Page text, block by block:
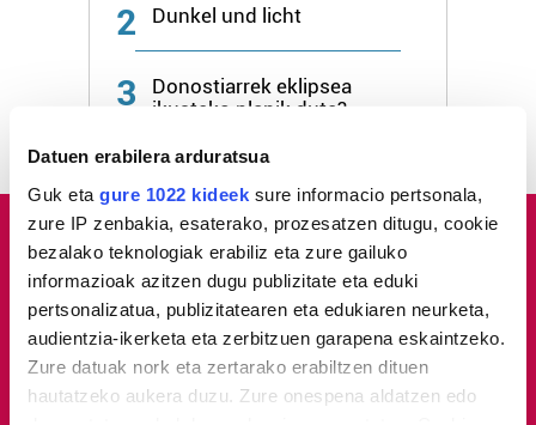
Datuen erabilera arduratsua
Guk eta gure 1022 kideek sure informacio pertsonala,
zure IP zenbakia, esaterako, prozesatzen ditugu, cookie
bezalako teknologiak erabiliz eta zure gailuko
informazioak azitzen dugu publizitate eta eduki
pertsonalizatua, publizitatearen eta edukiaren neurketa,
audientzia-ikerketa eta zerbitzuen garapena eskaintzeko.
Zure datuak nork eta zertarako erabiltzen dituen
hautatzeko aukera duzu. Zure onespena aldatzen edo
2 Dunkel und licht
3
Donostiarrek eklipsea
ikusteko planik dute?